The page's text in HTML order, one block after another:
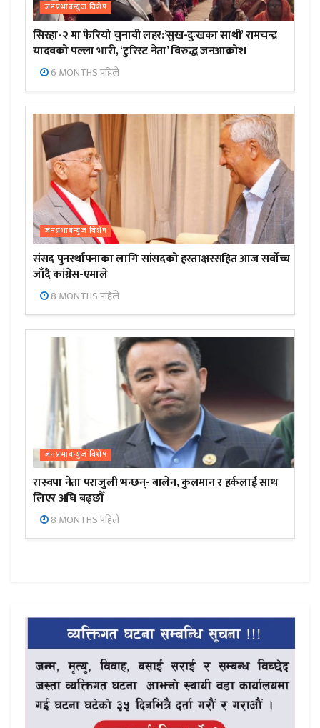
जनप्रभाबन्युज विशेष
सिरहा-२ मा फेरियो चुनावी लहर:’सुख-दुःखका साथी’ रामचन्द्र
यादवको पल्ला भारी, ‘टुरिस्ट नेता’ विरुद्ध जनआक्रोश
6 MONTHS पहिले
जनप्रभाबन्युज विशेष
संसद पुनर्स्थापनाका लागि सांसदको हस्ताक्षरसहित आज सर्वोच्च
जाँदै कांग्रेस-एमाले
8 MONTHS पहिले
जनप्रभाबन्युज विशेष
रास्वपा नेता पराजुली भन्छन्- बालेन, कुलमान र हर्कलाई साथ
लिएर अघि बढ्छौँ
8 MONTHS पहिले